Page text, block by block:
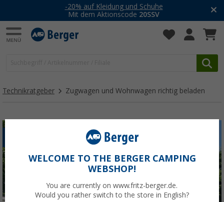
-20% auf Kleidung und Schuhe
Mit dem Aktionscode 20SSV
Technikratgeber Zugwagen und Wohnwagen richtig beladen
WOHNWAGEN
WELCOME TO THE BERGER CAMPING
WEBSHOP!
You are currently on www.fritz-berger.de.
Would you rather switch to the store in English?